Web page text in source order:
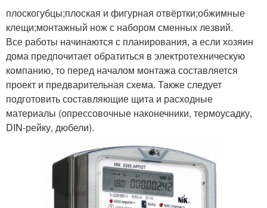
плоскогубцы;плоская и фигурная отвёртки;обжимные
клещи;монтажный нож с набором сменных лезвий.
Все работы начинаются с планирования, а если хозяин
дома предпочитает обратиться в электротехническую
компанию, то перед началом монтажа составляется
проект и предварительная схема. Также следует
подготовить составляющие щита и расходные
материалы (опрессовочные наконечники, термоусадку,
DIN-рейку, дюбели).